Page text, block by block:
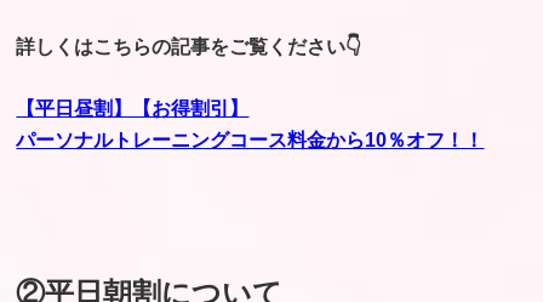
詳しくはこちらの記事をご覧ください👇
【平日昼割】【お得割引】
パーソナルトレーニングコース料金から10％オフ！！
②平日朝割について